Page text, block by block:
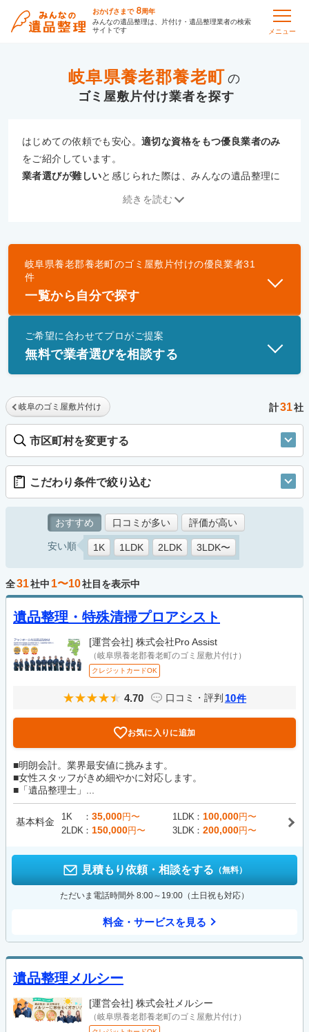
おかげさまで 8周年
みんなの遺品整理は、片付け・遺品整理業者の検索
サイトです
メニュー
岐阜県養老郡養老町 の
ゴミ屋敷片付け
はじめての依頼でも安心。適切な資格をもつ優良業者のみ
をご紹介しています。
業者選びが難しいと感じられた際は、みんなの遺品整理に
優良業者とは
一般財団法人遺品整理認定協会、および一般社団法
続きを読む
岐阜県養老郡養老町のゴミ屋敷片付けの優良業者31
件
一覧から自分で探す
ご希望に合わせてプロがご提案
無料で業者選びを相談する
岐阜のゴミ屋敷片付け 計31社
市区町村を変更する
こだわり条件で絞り込む
おすすめ 口コミが多い 評価が高い
安い順 1K 1LDK 2LDK 3LDK〜
全31社中 1〜10社目を表示中
遺品整理・特殊清掃プロアシスト
[運営会社] 株式会社Pro Assist
（岐阜県養老郡養老町のゴミ屋敷片付け）
クレジットカードOK
4.70 口コミ・評判 10件
お気に入りに追加
■明朗会計。業界最安値に挑みます。
■女性スタッフがきめ細やかに対応します。
■「遺品整理士」...
基本料金 1K 35,000円〜 1LDK 100,000円〜
2LDK
150,000円〜 3LDK 200,000円〜
見積もり依頼・相談をする （無料）
ただいま電話時間外 8:00～19:00（土日祝も対応）
料金・サービスを見る
遺品整理メルシー
[運営会社] 株式会社メルシー
（岐阜県養老郡養老町のゴミ屋敷片付け）